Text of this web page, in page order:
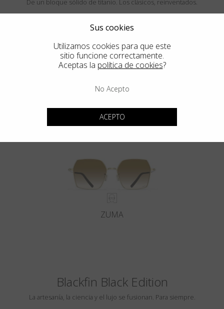
De un bloque sólido de titanio. Los clásicos, reinventados.
MENDOCINO
ZUMA
Blackfin Black Edition
La artesanía, la ciencia y el lujo se fusionan. Para siempre.
Sus cookies
Utilizamos cookies para que este
sitio funcione correctamente.
Aceptas la política de cookies?
No Acepto
ACEPTO